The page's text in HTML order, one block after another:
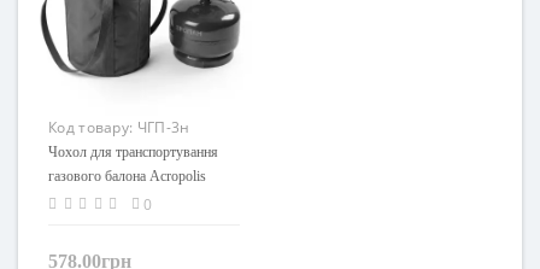
Код товару: ЧГП-3н
Чохол для транспортування
газового балона Acropolis
ЧГП-3н
0
578.00грн